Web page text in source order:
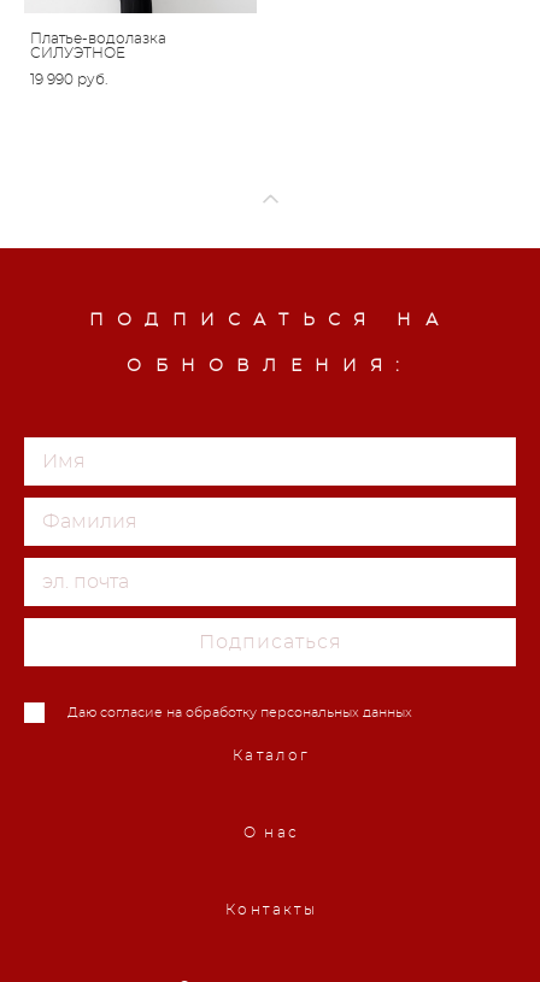
Платье-водолазка
СИЛУЭТНОЕ
19 990 pуб.
ПОДПИСАТЬСЯ НА
ОБНОВЛЕНИЯ:
Подписаться
Даю согласие на обработку персональных данных
Каталог
О нас
Контакты